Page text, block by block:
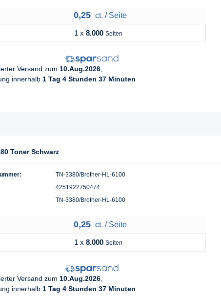
0,25 ct. / Seite
1 x 8.000 Seiten
Versand zum 10.Aug.2026,
innerhalb 1 Tag 4 Stunden 37 Minuten
Toner Schwarz
TN-3380/Brother-HL-6100
4251922750474
TN-3380/Brother-HL-6100
0,25 ct. / Seite
1 x 8.000 Seiten
Versand zum 10.Aug.2026
innerhalb 1 Tag 4 Stunden 37 Minuten